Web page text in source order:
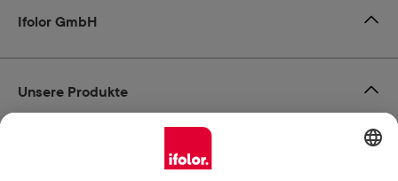
Ifolor GmbH
Unsere Produkte